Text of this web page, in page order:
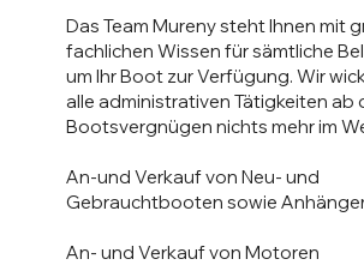
Das Team Mureny steht Ihnen mit
fachlichen Wissen für sämtliche
um Ihr Boot zur Verfügung. Wir
alle administrativen Tätigkeiten ab
Bootsvergnügen nichts mehr im
An-und Verkauf von Neu- und
Gebrauchtbooten sowie
An- und Verkauf von Motoren